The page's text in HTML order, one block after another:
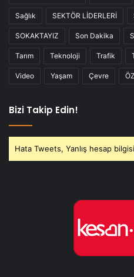
Sağlık SEKTÖR LİDERLERİ
SOKAKTAYIZ Son Dakika
Tarım Teknoloji Trafik
Video Yaşam Çevre
Bizi Takip Edin!
Hata Tweets, Yanlış hesap bilgisi